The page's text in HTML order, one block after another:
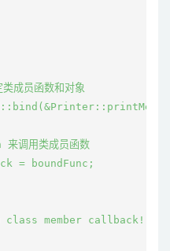
成员函数和对象
调用类成员函数
= boundFunc;
member callback!");